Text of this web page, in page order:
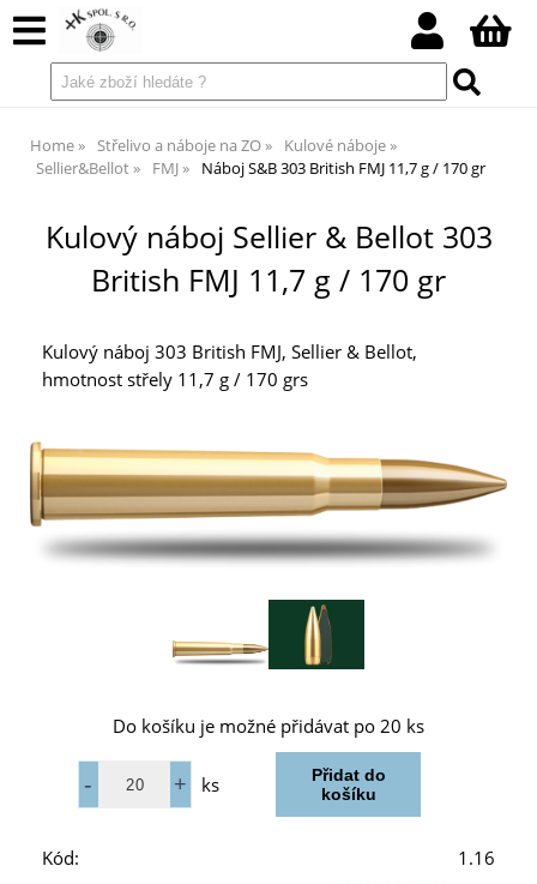
Home Střelivo a náboje na ZO
Kulové náboje
Sellier&Bellot
FMJ Náboj S&B 303 British FMJ 11,7 g / 170 gr
Kulový náboj Sellier & Bellot 303
British FMJ 11,7 g / 170 gr
Kulový náboj 303 British FMJ, Sellier & Bellot,
hmotnost střely 11,7 g / 170 grs
Do košíku je možné přidávat po 20 ks
ks
Kód:
1.16